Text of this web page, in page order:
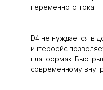
переменного тока.
D4 не нуждается в
интерфейс
платформах.
современному